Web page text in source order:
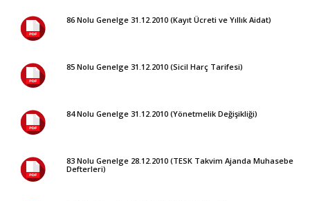
86 Nolu Genelge 31.12.2010 (Kayıt Ücreti ve Yıllık Aidat)
85 Nolu Genelge 31.12.2010 (Sicil Harç Tarifesi)
84 Nolu Genelge 31.12.2010 (Yönetmelik Değişikliği)
83 Nolu Genelge 28.12.2010 (TESK Takvim Ajanda Muhasebe
Defterleri)